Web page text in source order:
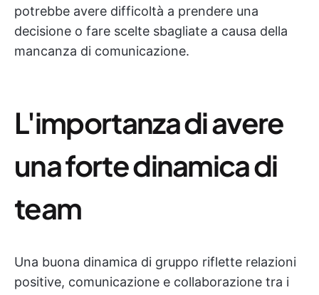
potrebbe avere difficoltà a prendere una
decisione o fare scelte sbagliate a causa della
mancanza di comunicazione.
L'importanza di avere
una forte dinamica di
team
Una buona dinamica di gruppo riflette relazioni
positive, comunicazione e collaborazione tra i